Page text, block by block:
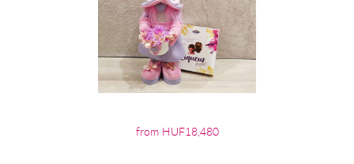
from HUF18,480